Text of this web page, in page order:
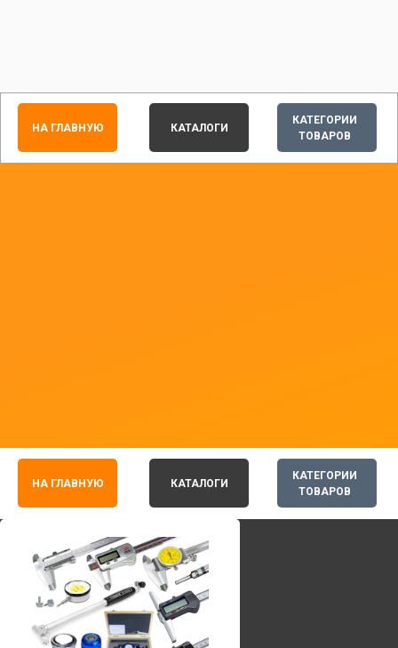
КАТЕГОРИИ
ТОВАРОВ
НА ГЛАВНУЮ КАТАЛОГИ
КАТЕГОРИИ
ТОВАРОВ
НА ГЛАВНУЮ КАТАЛОГИ